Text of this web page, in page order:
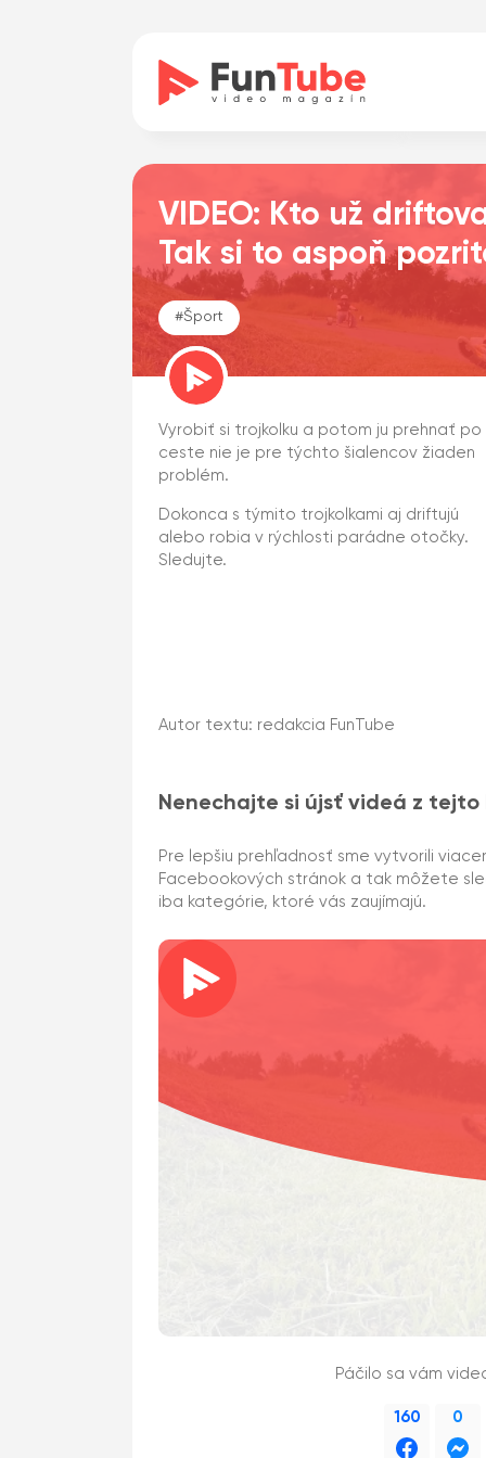
VIDEO: Kto už
Tak si to aspoň
#Šport
Vyrobiť si trojkolku a potom ju prehnať po
ceste nie je pre týchto šialencov žiaden
problém.
Dokonca s týmito trojkolkami aj driftujú
alebo robia v rýchlosti parádne otočky.
Sledujte.
Autor textu: redakcia FunTube
Nenechajte si újsť videá z tejto
Pre lepšiu prehľadnosť sme vytvorili
Facebookových stránok a tak môžete
iba kategórie, ktoré vás zaujímajú.
Páčilo sa vám
160 0